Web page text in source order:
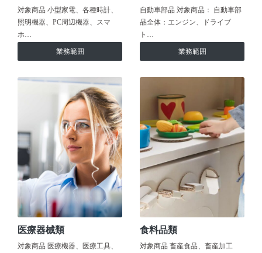
対象商品 小型家電、各種時計、
照明機器、PC周辺機器、スマ
ホ…
業務範囲
自動車部品 対象商品： 自動車部
品全体：エンジン、ドライブ
ト…
業務範囲
医療器械類
対象商品 医療機器、医療工具、
食料品類
対象商品 畜産食品、畜産加工